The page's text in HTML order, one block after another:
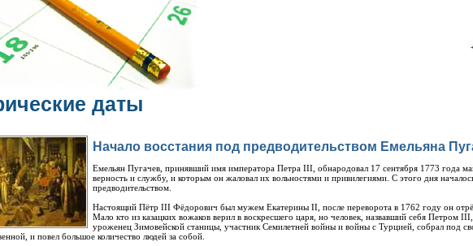
даты
Начало восстания под предводительством Емельяна
Емельян Пугачев, принявший имя императора Петра III, обнародовал 17 сентября 1773 года
верность и службу, и которым он жаловал их вольностями и привилегиями. С этого дня
предводительством.
Настоящий Пётр III Фёдорович был мужем Екатерины II, после переворота в 1762 году он
Мало кто из казацких вожаков верил в воскресшего царя, но человек, назвавший себя Петром
уроженец Зимовейской станицы, участник Семилетней войны и войны с Турцией, собрал под
и повел большое количество людей за собой.